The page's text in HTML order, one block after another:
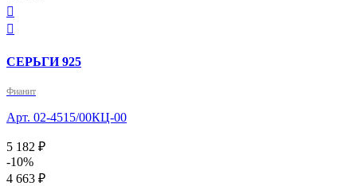


СЕРЬГИ 925
Фианит
Арт. 02-4515/00КЦ-00
5 182 ₽
-10%
4 663 ₽